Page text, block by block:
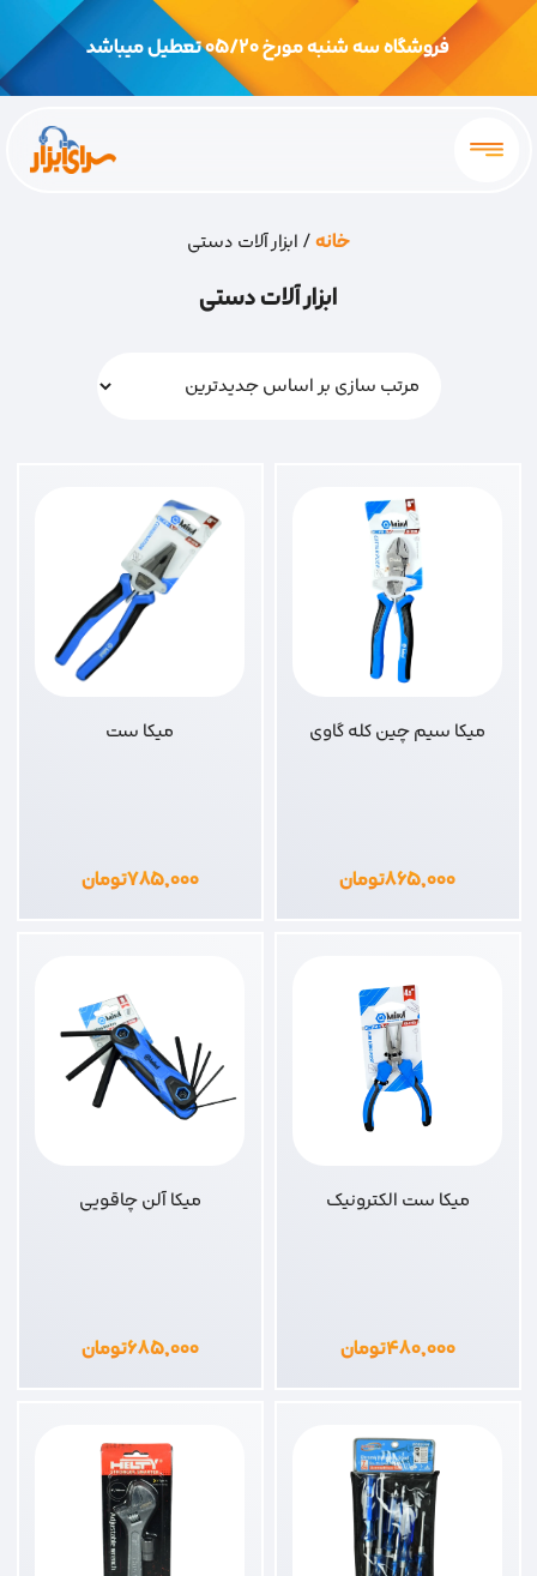
فروشگاه سه شنبه مورخ 05/20 تعطیل میباشد
خانه/ ابزار آلات دستی
ابزار آلات دستی
میکا سیم چین کله گاوی
۸۶۵,۰۰۰تومان
میکا ست
۷۸۵,۰۰۰تومان
میکا ست الکترونیک
۴۸۰,۰۰۰تومان
میکا آلن چاقویی
۶۸۵,۰۰۰تومان